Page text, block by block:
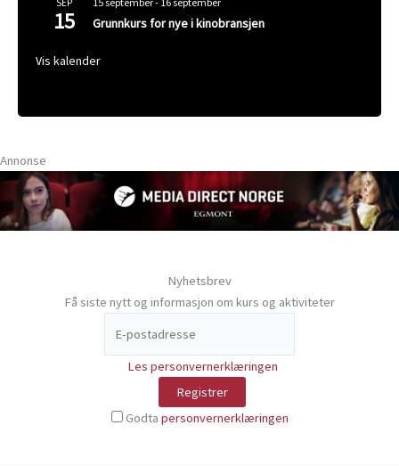
SEP
15 Grunnkurs for nye i kinobransjen
Vis kalender
Annonse
Nyhetsbrev
Få siste nytt og informasjon om kurs og aktiviteter
Les personvernerklæringen
Godta personvernerklæringen